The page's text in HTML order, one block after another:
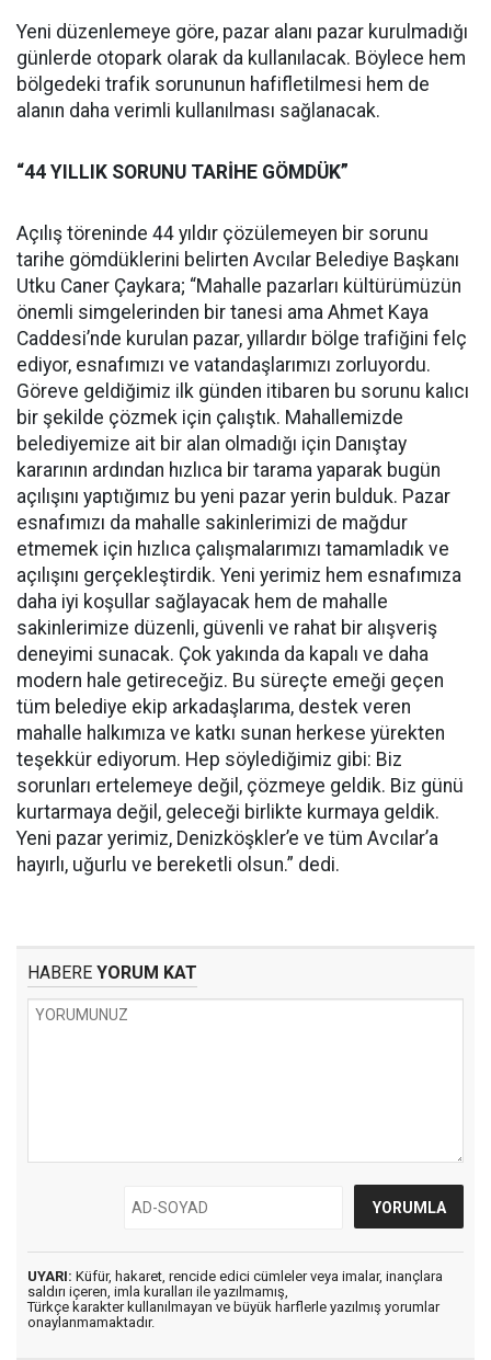
Yeni düzenlemeye göre, pazar alanı pazar kurulmadığı
günlerde otopark olarak da kullanılacak. Böylece hem
bölgedeki trafik sorununun hafifletilmesi hem de
alanın daha verimli kullanılması sağlanacak.
“44 YILLIK SORUNU TARİHE GÖMDÜK”
Açılış töreninde 44 yıldır çözülemeyen bir sorunu
tarihe gömdüklerini belirten Avcılar Belediye Başkanı
Utku Caner Çaykara; “Mahalle pazarları kültürümüzün
önemli simgelerinden bir tanesi ama Ahmet Kaya
Caddesi’nde kurulan pazar, yıllardır bölge trafiğini felç
ediyor, esnafımızı ve vatandaşlarımızı zorluyordu.
Göreve geldiğimiz ilk günden itibaren bu sorunu kalıcı
bir şekilde çözmek için çalıştık. Mahallemizde
belediyemize ait bir alan olmadığı için Danıştay
kararının ardından hızlıca bir tarama yaparak bugün
açılışını yaptığımız bu yeni pazar yerin bulduk. Pazar
esnafımızı da mahalle sakinlerimizi de mağdur
etmemek için hızlıca çalışmalarımızı tamamladık ve
açılışını gerçekleştirdik. Yeni yerimiz hem esnafımıza
daha iyi koşullar sağlayacak hem de mahalle
sakinlerimize düzenli, güvenli ve rahat bir alışveriş
deneyimi sunacak. Çok yakında da kapalı ve daha
modern hale getireceğiz. Bu süreçte emeği geçen
tüm belediye ekip arkadaşlarıma, destek veren
mahalle halkımıza ve katkı sunan herkese yürekten
teşekkür ediyorum. Hep söylediğimiz gibi: Biz
sorunları ertelemeye değil, çözmeye geldik. Biz günü
kurtarmaya değil, geleceği birlikte kurmaya geldik.
Yeni pazar yerimiz, Denizköşkler’e ve tüm Avcılar’a
hayırlı, uğurlu ve bereketli olsun.” dedi.
HABERE YORUM KAT
UYARI: Küfür, hakaret, rencide edici cümleler veya imalar, inançlara
saldırı içeren, imla kuralları ile yazılmamış,
Türkçe karakter kullanılmayan ve büyük harflerle yazılmış yorumlar
onaylanmamaktadır.